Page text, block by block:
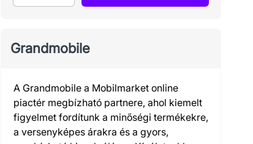
Grandmobile
A Grandmobile a Mobilmarket online
piactér megbízható partnere, ahol kiemelt
figyelmet fordítunk a minőségi termékekre,
a versenyképes árakra és a gyors,